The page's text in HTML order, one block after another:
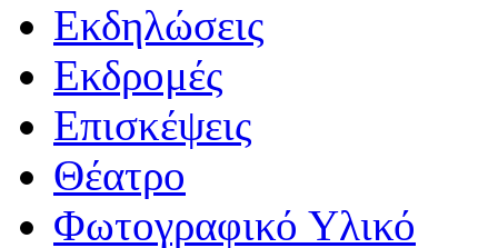
Εκδηλώσεις
Εκδρομές
Επισκέψεις
Θέατρο
Φωτογραφικό Υλικό